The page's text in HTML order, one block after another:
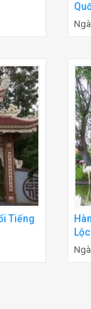
Tiếng